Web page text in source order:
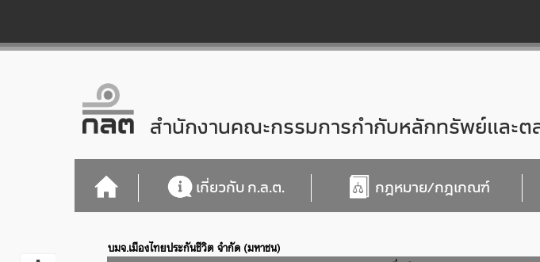
สำนักงานคณะกรรมการกำกับหลักทรัพย์และ
เกี่ยวกับ ก.ล.ต. กฎหมาย/กฎเกณฑ์
บมจ.เมืองไทยประกันชีวิต จำกัด (มหาชน)